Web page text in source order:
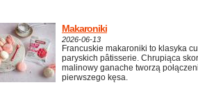
Makaroniki
2026-06-13
Francuskie makaroniki to klasyka
paryskich pâtisserie. Chrupiąca
malinowy ganache tworzą
pierwszego kęsa.